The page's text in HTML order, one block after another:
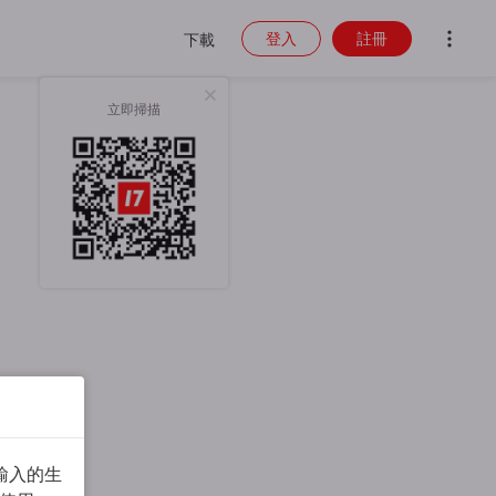
下載
立即掃描
登入 註冊
入的生